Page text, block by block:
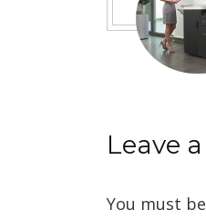
Leave
You must be